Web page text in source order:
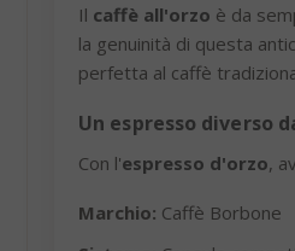
Il caffè all'orzo è da
la genuinità di questa
perfetta al caffè
Un espresso diverso
Con l'espresso d'orzo,
Marchio: Caffè Borbone